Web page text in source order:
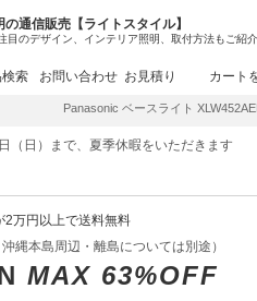
通信販売【ライトスタイル】
のデザイン、インテリア照明、取付方法もご紹介
索 お問い合わせ お見積り カート
Panasonic ベースライト
（日）まで、夏季休暇をいただきます
2万円以上で送料無料
縄本島周辺・離島については別途）
MAX 63%OFF